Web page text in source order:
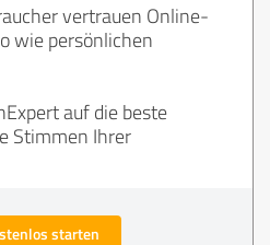
vertrauen Online-
wie persönlichen
auf die beste
Stimmen Ihrer
starten